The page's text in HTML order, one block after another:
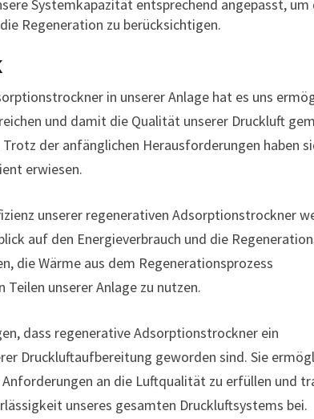
Systemkapazität entsprechend angepasst, um
Regeneration zu berücksichtigen.
in unserer Anlage hat es uns
und damit die Qualität unserer Druckluft
der anfänglichen Herausforderungen haben
erwiesen.
unserer regenerativen Adsorptionstrockner
auf den Energieverbrauch und die
die Wärme aus dem Regenerationsprozess
Teilen unserer Anlage zu nutzen.
dass regenerative Adsorptionstrockner ein
Druckluftaufbereitung geworden sind. Sie
an die Luftqualität zu erfüllen und
unseres gesamten Druckluftsystems bei.